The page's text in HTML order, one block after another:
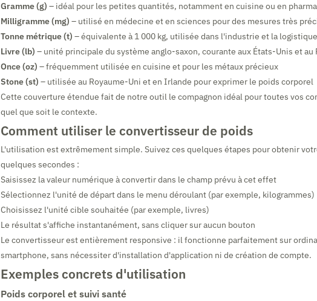
Gramme (g) – idéal pour les petites quantités, notamment en cuisine ou en
Milligramme (mg) – utilisé en médecine et en sciences pour des mesures très
Tonne métrique (t) – équivalente à 1 000 kg, utilisée dans l'industrie et la logistique
Livre (lb) – unité principale du système anglo-saxon, courante aux États-Unis et au
Once (oz) – fréquemment utilisée en cuisine et pour les métaux précieux
Stone (st) – utilisée au Royaume-Uni et en Irlande pour exprimer le poids corporel
Cette couverture étendue fait de notre outil le compagnon idéal pour toutes vos
quel que soit le contexte.
Comment utiliser le convertisseur de poids
L'utilisation est extrêmement simple. Suivez ces quelques étapes pour obtenir
quelques secondes :
Saisissez la valeur numérique à convertir dans le champ prévu à cet effet
Sélectionnez l'unité de départ dans le menu déroulant (par exemple, kilogrammes)
Choisissez l'unité cible souhaitée (par exemple, livres)
Le résultat s'affiche instantanément, sans cliquer sur aucun bouton
Le convertisseur est entièrement responsive : il fonctionne parfaitement sur
smartphone, sans nécessiter d'installation d'application ni de création de compte.
Exemples concrets d'utilisation
Poids corporel et suivi santé